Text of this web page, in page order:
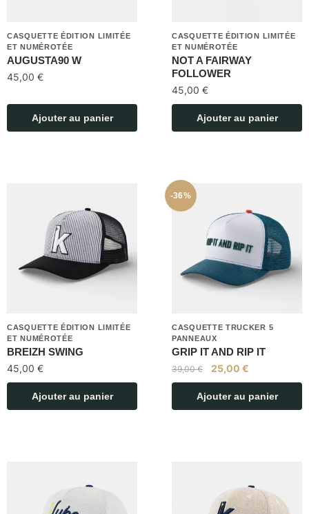
CASQUETTE ÉDITION LIMITÉE
ET NUMÉROTÉE
AUGUSTA90 W
45,00 €
Ajouter au panier
CASQUETTE ÉDITION LIMITÉE
ET NUMÉROTÉE
NOT A FAIRWAY
FOLLOWER
45,00 €
Ajouter au panier
CASQUETTE ÉDITION LIMITÉE
ET NUMÉROTÉE
BREIZH SWING
45,00 €
Ajouter au panier
-36%
CASQUETTE TRUCKER 5
PANNEAUX
GRIP IT AND RIP IT
39,00€ 25,00 €
Ajouter au panier